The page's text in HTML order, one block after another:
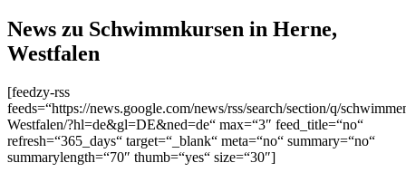
News zu Schwimmkursen in Herne,
Westfalen
[feedzy-rss
feeds=“https://news.google.com/news/rss/search/section/q/
Westfalen/?hl=de&gl=DE&ned=de“ max=“3″ feed_title=“no“
refresh=“365_days“ target=“_blank“ meta=“no“ summary=“no“
summarylength=“70″ thumb=“yes“ size=“30″]